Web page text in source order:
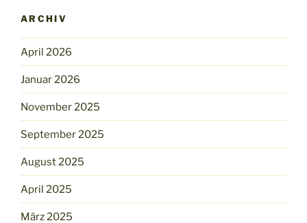
ARCHIV
April 2026
Januar 2026
November 2025
September 2025
August 2025
April 2025
März 2025